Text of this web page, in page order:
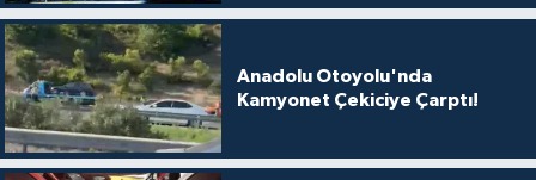
Anadolu Otoyolu'nda
Kamyonet Çekiciye Çarptı!